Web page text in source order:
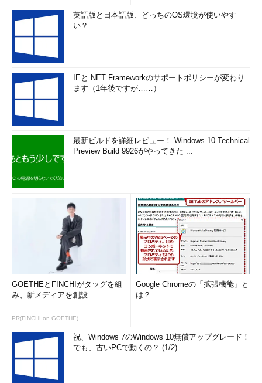
英語版と日本語版、どっちのOS環境が使いやす
い？
IEと.NET Frameworkのサポートポリシーが変わり
ます（1年後ですが……）
最新ビルドを詳細レビュー！ Windows 10 Technical
Preview Build 9926がやってきた ...
GOETHEとFINCHIがタッグを組
み、新メディアを創設
PR(FINCHI on GOETHE)
Google Chromeの「拡張機能」と
は？
祝、Windows 7のWindows 10無償アップグレード！
でも、古いPCで動くの？ (1/2)